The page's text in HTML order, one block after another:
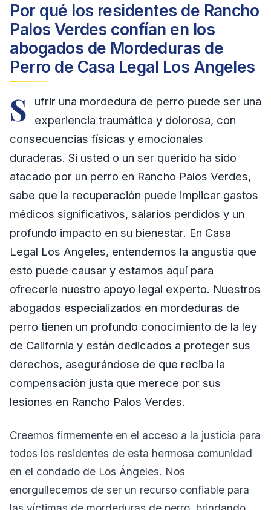
Por qué los residentes de Rancho
Palos Verdes confían en los
abogados de Mordeduras de
Perro de Casa Legal Los Angeles
S
ufrir una mordedura de perro puede ser una
experiencia traumática y dolorosa, con
consecuencias físicas y emocionales
duraderas. Si usted o un ser querido ha sido
atacado por un perro en Rancho Palos Verdes,
sabe que la recuperación puede implicar gastos
médicos significativos, salarios perdidos y un
profundo impacto en su bienestar. En Casa
Legal Los Angeles, entendemos la angustia que
esto puede causar y estamos aquí para
ofrecerle nuestro apoyo legal experto. Nuestros
abogados especializados en mordeduras de
perro tienen un profundo conocimiento de la ley
de California y están dedicados a proteger sus
derechos, asegurándose de que reciba la
compensación justa que merece por sus
lesiones en Rancho Palos Verdes.
Creemos firmemente en el acceso a la justicia para
todos los residentes de esta hermosa comunidad
en el condado de Los Ángeles. Nos
enorgullecemos de ser un recurso confiable para